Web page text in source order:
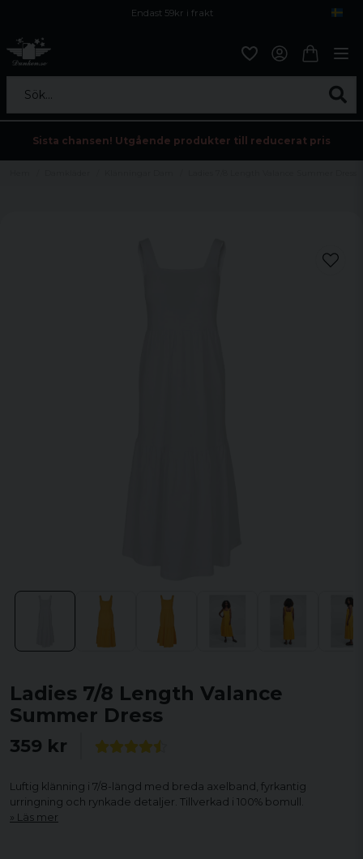
Endast 59kr i frakt
Sök...
Sista chansen! Utgående produkter till reducerat pris
Ladies 7/8 Length Valance
Summer Dress
359 kr
Luftig klänning i 7/8-längd med breda axelband, fyrkantig
urringning och rynkade detaljer. Tillverkad i 100% bomull.
Läs mer